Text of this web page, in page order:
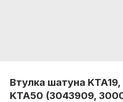
Втулка шатуна
KTA50 (3043909,